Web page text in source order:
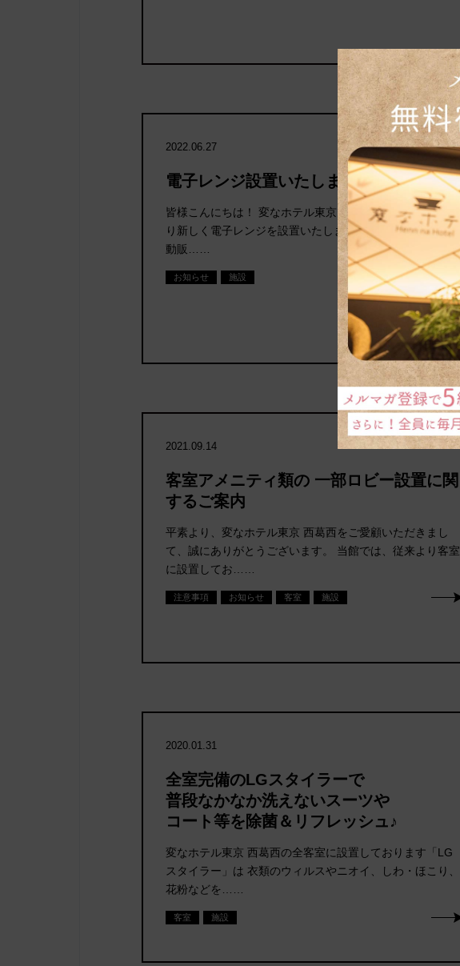
2022.06.27
電子レンジ設置いたしました。
皆様こんにちは！ 変なホテル東京 西葛西です🦖🌟 本日よ
り新しく電子レンジを設置いたしました！ 場所は1階の自
動販……
お知らせ 施設
2021.09.14
客室アメニティ類の 一部ロビー設置に関
するご案内
平素より、変なホテル東京 西葛西をご愛顧いただきまし
て、誠にありがとうございます。 当館では、従来より客室
に設置してお……
注意事項 お知らせ 客室 施設
2020.01.31
全室完備のLGスタイラーで
普段なかなか洗えないスーツや
コート等を除菌＆リフレッシュ♪
変なホテル東京 西葛西の全客室に設置しております「LG
スタイラー」は 衣類のウィルスやニオイ、しわ・ほこり、
花粉などを……
客室 施設